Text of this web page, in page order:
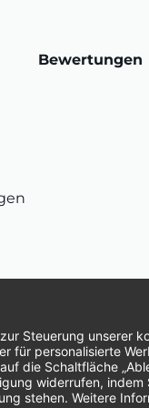
Bewertungen